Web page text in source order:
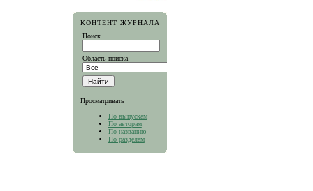
КОНТЕНТ ЖУРНАЛА
Поиск
Область поиска
Просматривать
По выпускам
По авторам
По названию
По разделам